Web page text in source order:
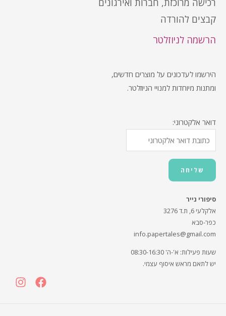
קבצים להורדה
הרשמה לניוזלטר
הירשמו לעדכונים על מוצרים חדשים,
ומתנות מיוחדות למנויי הניוזלטר.
דואר אלקטרוני:
סיפורי נייר
אלקלעי 6, ת.ד 3276
כפר-סבא
info.papertales@gmail.com
שעות פעילות: א'-ה' 08:30-16:30
יש לתאם מראש איסוף עצמי.